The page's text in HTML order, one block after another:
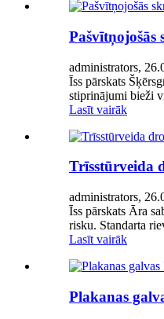
administrators,
Īss pārskats
stiprinājumi bieži
Lasīt vairāk
Trīsstūrveida
administrators,
Īss pārskats Āra
risku. Standarta
Lasīt vairāk
Plakanas